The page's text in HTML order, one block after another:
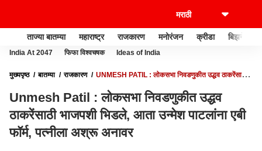
ताज्या बातम्या महाराष्ट्र राजकारण मनोरंजन क्रीडा बिझनेस
India At 2047 फिफा विश्वचषक Ideas of India
मुख्यपृष्ठ बातम्या राजकारण
UNMESH PATIL : लोकसभा निवडणुकीत उद्धव ठाकरेंसाठी
Unmesh Patil : लोकसभा निवडणुकीत उद्धव
ठाकरेंसाठी भाजपशी भिडले, आता उन्मेश पाटलांना एबी
फॉर्म, पत्नीला अश्रू अनावर